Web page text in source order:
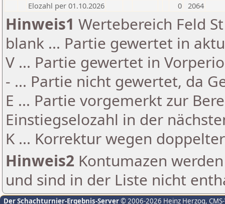
Elozahl per 01.10.2026
0 2064
Hinweis1 Wertebereich Feld
blank ... Partie gewertet in
V ... Partie gewertet in
- ... Partie nicht gewertet, da
E ... Partie vorgemerkt zur
Einstiegselozahl in der
K ... Korrektur wegen
Hinweis2 Kontumazen
und sind in der Liste nicht
Der Schachturnier-Ergebnis-Server© 2006-2026 Heinz Herzog,